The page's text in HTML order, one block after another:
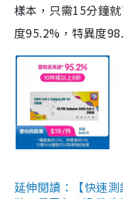
樣本，只需15分鐘
度95.2%，特異度
延伸閱讀：【快速